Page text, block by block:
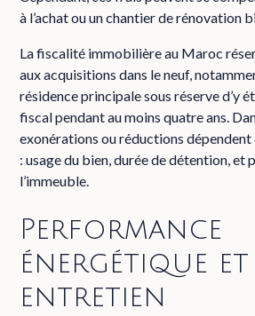
à l’achat ou un chantier de rénovation
La fiscalité immobilière au Maroc
aux acquisitions dans le neuf,
résidence principale sous réserve d’y
fiscal pendant au moins quatre ans.
exonérations ou réductions
: usage du bien, durée de détention, et
l’immeuble.
Performance
énergétique et
entretien